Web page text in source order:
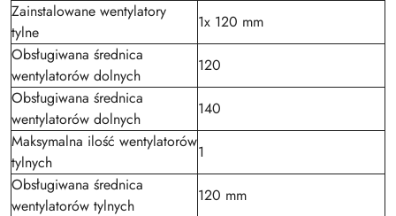
Zainstalowane wentylatory
tylne
1x 120 mm
Obsługiwana średnica
wentylatorów dolnych
120
Obsługiwana średnica
wentylatorów dolnych
140
Maksymalna ilość wentylatorów
tylnych
1
Obsługiwana średnica
wentylatorów tylnych
120 mm